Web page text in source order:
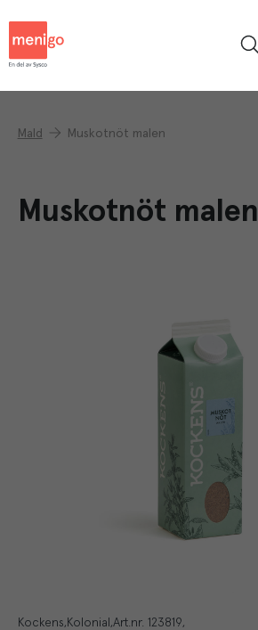
Mald Muskotnöt malen
Muskotnöt malen
Kockens Kolonial Art.nr. 123819